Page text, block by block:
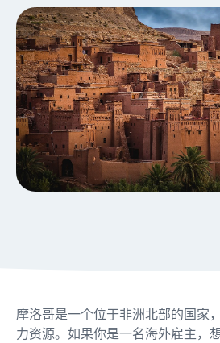
摩洛哥是一个位于非洲北部的国家
力资源。如果你是一名海外雇主，